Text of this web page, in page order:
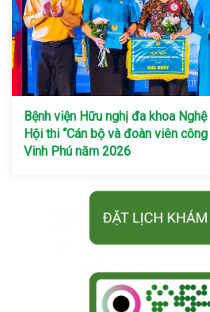
Bệnh viện Hữu nghị đa khoa
Hội thi “Cán bộ và đoàn viên
Vinh Phú năm 2026